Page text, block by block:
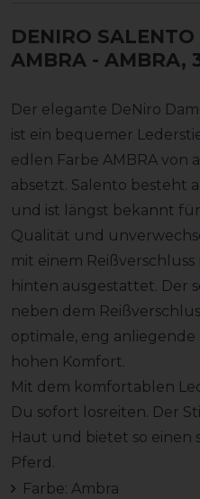
DENIRO
AMBRA - AMBRA,
Der elegante DeNiro
ist ein bequemer
edlen Farbe AMBRA von
absetzt. Salento besteht
und ist längst bekannt
Qualität und
mit einem
hinten ausgestattet. Der
neben dem
optimale, eng
hohen Komfort.
Mit dem komfortablen
Du sofort losreiten. Der
Haut und bietet so
Pferd.
Farbe: Ambra